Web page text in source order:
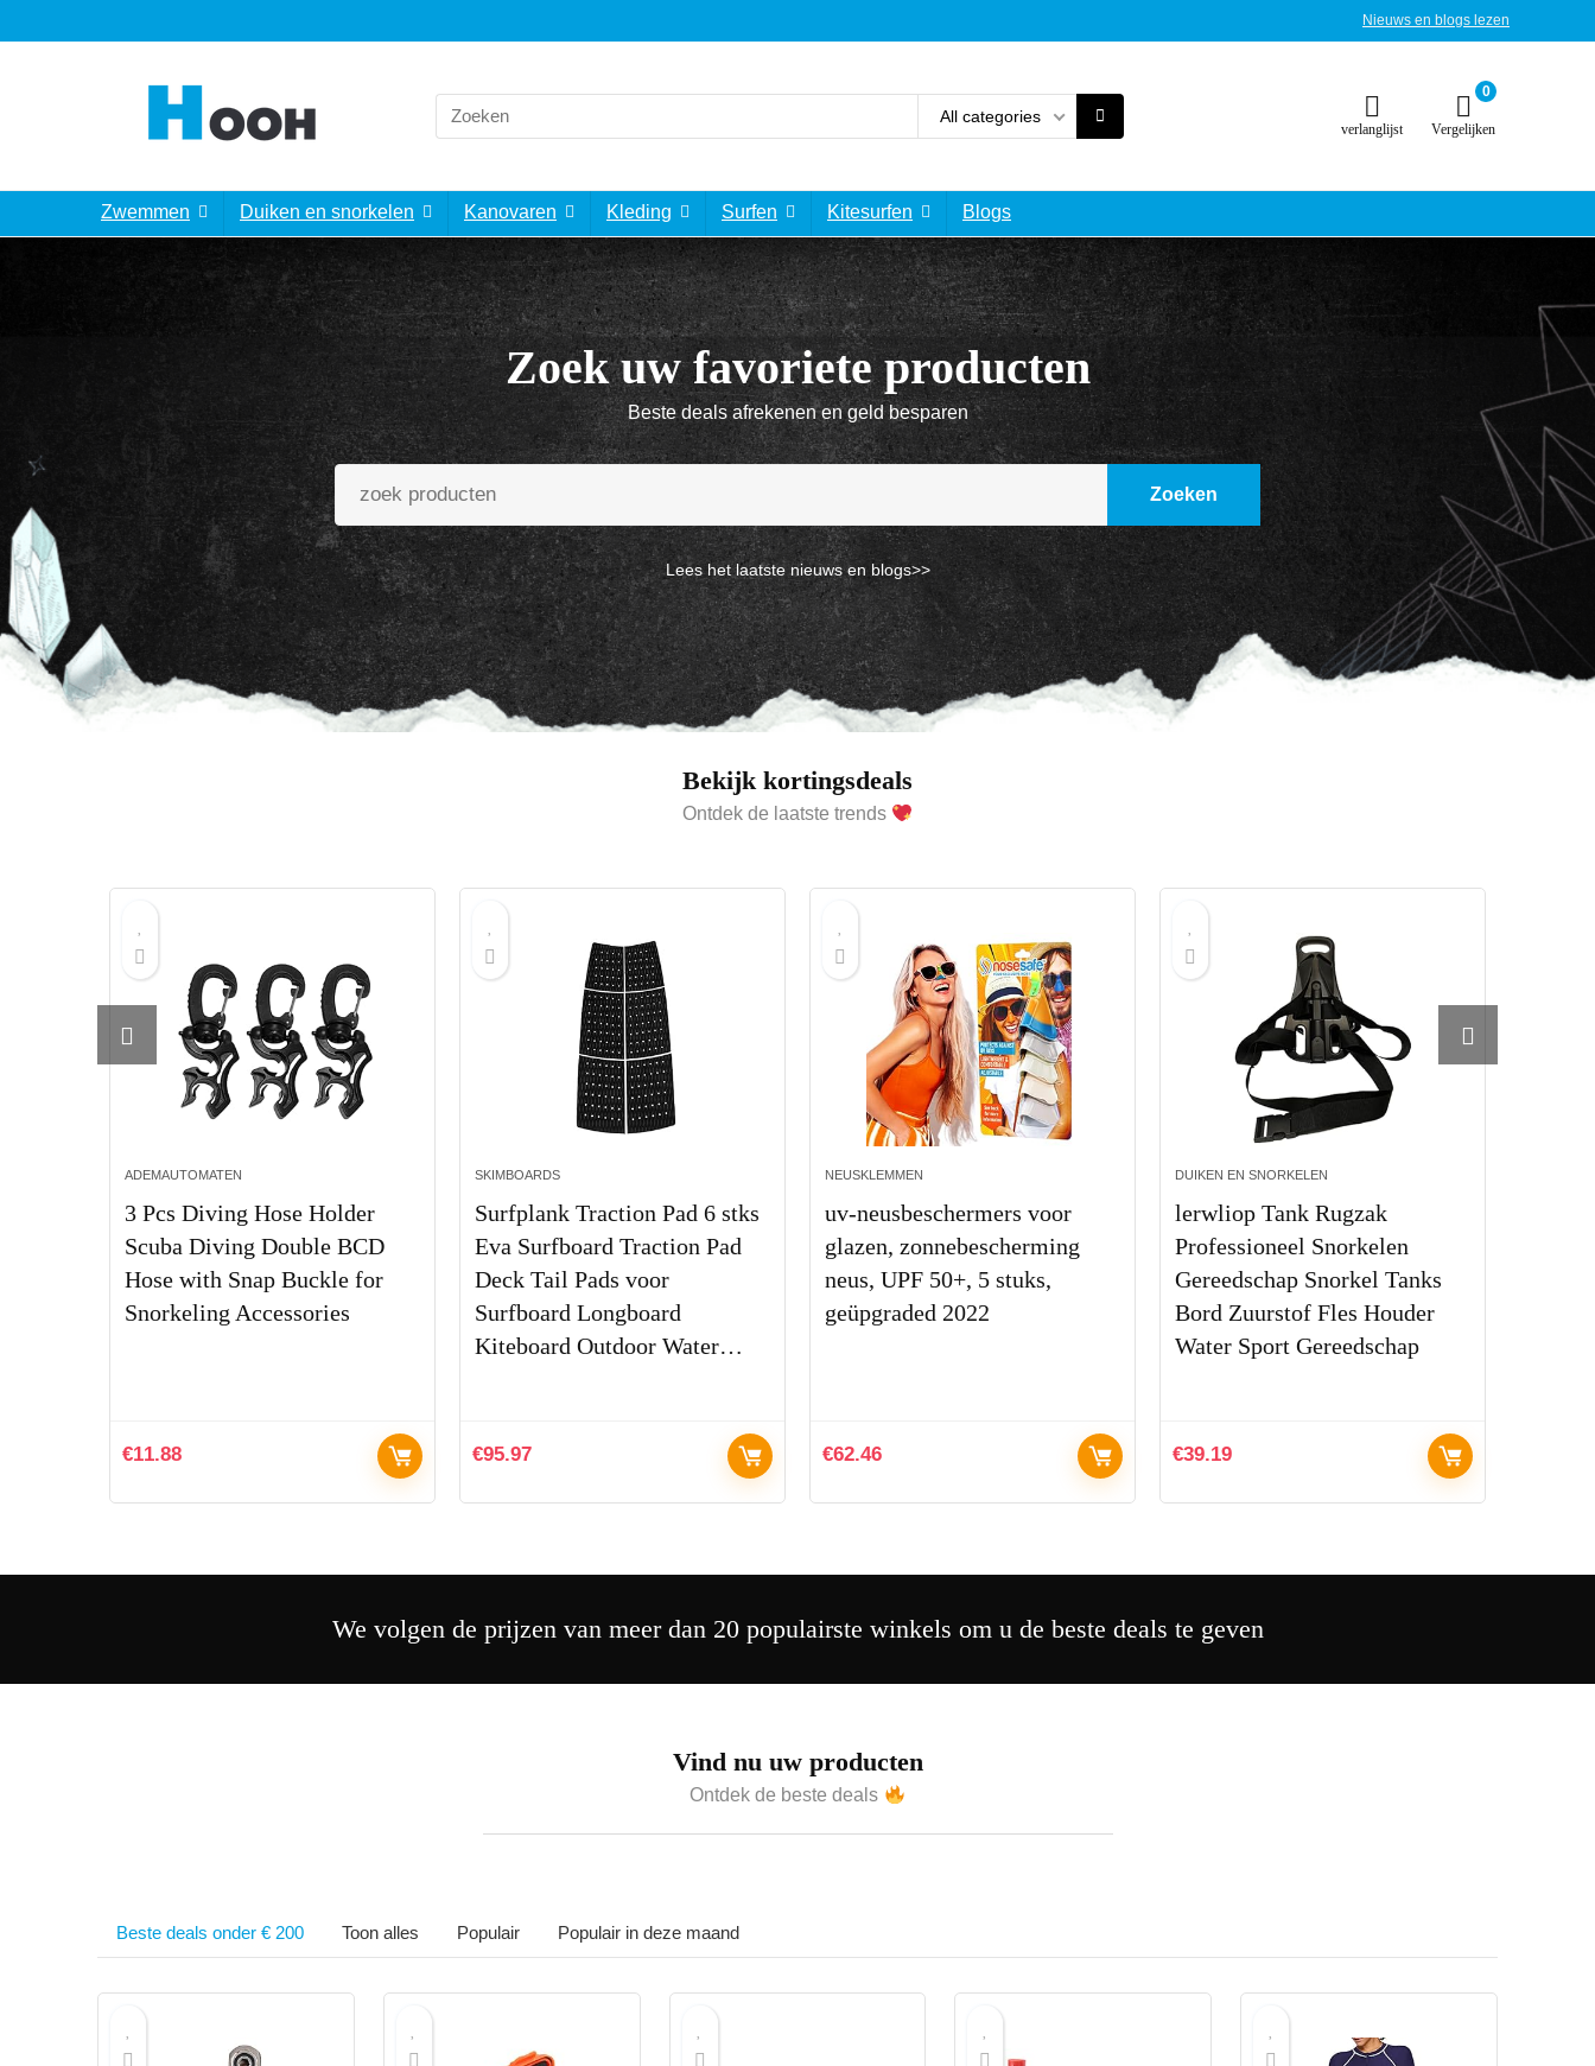
Nieuws en blogs lezen
All categories
verlanglijst
0
Vergelijken
Zwemmen Duiken en snorkelen Kanovaren Kleding Surfen Kitesurfen Blogs
Zoek uw favoriete producten
Beste deals afrekenen en geld besparen
Zoeken
Lees het laatste nieuws en blogs>>
Bekijk kortingsdeals
Ontdek de laatste trends
ADEMAUTOMATEN
3 Pcs Diving Hose Holder
Scuba Diving Double BCD
Hose with Snap Buckle for
Snorkeling Accessories
€11.88
SKIMBOARDS
Surfplank Traction Pad 6 stks
Eva Surfboard Traction Pad
Deck Tail Pads voor
Surfboard Longboard
Kiteboard Outdoor Water…
€95.97
NEUSKLEMMEN
uv-neusbeschermers voor
glazen, zonnebescherming
neus, UPF 50+, 5 stuks,
geüpgraded 2022
€62.46
DUIKEN EN SNORKELEN
lerwliop Tank Rugzak
Professioneel Snorkelen
Gereedschap Snorkel Tanks
Bord Zuurstof Fles Houder
Water Sport Gereedschap
€39.19
We volgen de prijzen van meer dan 20 populairste winkels om u de beste deals te geven
Vind nu uw producten
Ontdek de beste deals
Beste deals onder € 200 Toon alles Populair Populair in deze maand